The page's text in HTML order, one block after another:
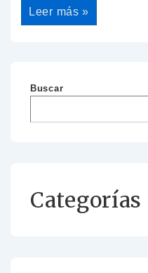
Leer más »
Buscar
Categorías